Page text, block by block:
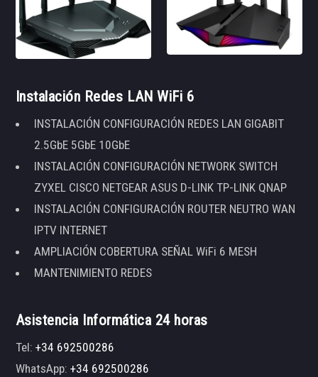
Instalación Redes LAN WiFi 6
INSTALACIÓN CONFIGURACIÓN REDES LAN GIGABIT
2.5GbE 5GbE 10GbE
INSTALACIÓN CONFIGURACIÓN NETWORK SWITCH
ZYXEL CISCO NETGEAR ASUS D-LINK TP-LINK QNAP
INSTALACIÓN CONFIGURACIÓN ROUTER NEUTRO WAN
IPTV INTERNET
AMPLIACIÓN COBERTURA SEÑAL WiFi 6 MESH
MANTENIMIENTO REDES
Asistencia Informática 24 horas
Tel:+34 692500286
WhatsApp:+34 692500286